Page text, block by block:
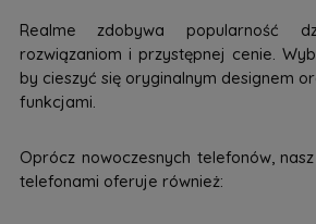
Realme zdobywa popularność
rozwiązaniom i przystępnej cenie.
by cieszyć się oryginalnym designem
funkcjami.
Oprócz nowoczesnych telefonów,
telefonami oferuje również: